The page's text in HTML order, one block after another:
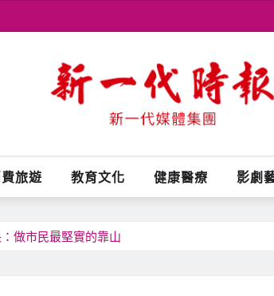
旅遊 教育文化 健康醫療 影劇
做市民最堅實的靠山